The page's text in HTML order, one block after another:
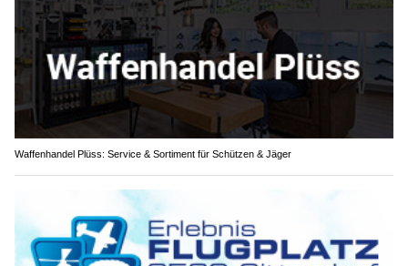
Waffenhandel Plüss: Service & Sortiment für Schützen & Jäger